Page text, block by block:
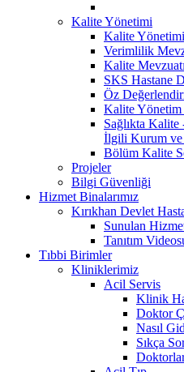
Kalite Yönetimi
Kalite
Verimlilik
Kalite Mevzuatı
SKS Hastane
Öz
Kalite
Sağlıkta
İlgili Kurum
Bölüm Kalite
Projeler
Bilgi Güvenliği
Hizmet Binalarımız
Kırıkhan Devlet
Sunulan
Tanıtım
Tıbbi Birimler
Kliniklerimiz
Acil Servis
Klinik
Doktor
Nasıl
Sıkça